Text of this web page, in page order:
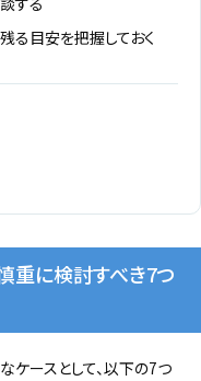
る目安を把握しておく
重に検討すべき7つ
ースとして、以下の7つ